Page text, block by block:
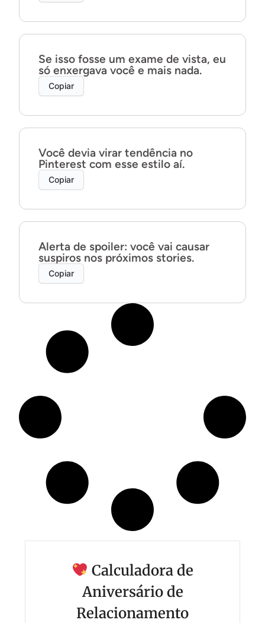
Se isso fosse um exame de vista, eu
só enxergava você e mais nada.
Copiar
Você devia virar tendência no
Pinterest com esse estilo aí.
Copiar
Alerta de spoiler: você vai causar
suspiros nos próximos stories.
Copiar
Calculadora de
Aniversário de
Relacionamento